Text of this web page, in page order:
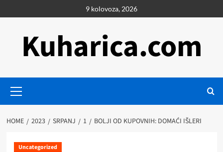
to
9 kolovoza, 2026
Kuharica.com
Menu
HOME 2023 SRPANJ 1 BOLJI OD KUPOVNIH: DOMAĆI IŠLERI
Uncategorized